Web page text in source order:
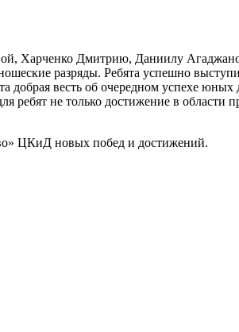
Харченко Дмитрию, Даниилу
разряды. Ребята успешно
добрая весть об очередном успехе
не только достижение в области
ЦКиД новых побед и достижений.